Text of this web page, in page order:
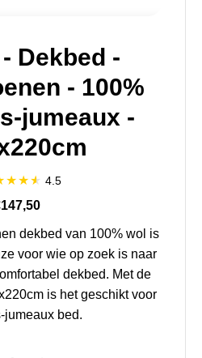
Dekbed -
- 100%
jumeaux -
4.5
dekbed van 100% wol is
voor wie op zoek is naar
dekbed. Met de
is het geschikt voor
jumeaux bed.